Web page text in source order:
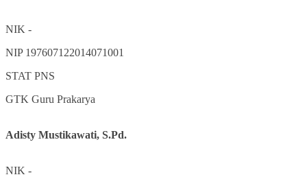
NIK -
NIP 197607122014071001
STAT PNS
GTK Guru Prakarya
Adisty Mustikawati, S.Pd.
NIK -